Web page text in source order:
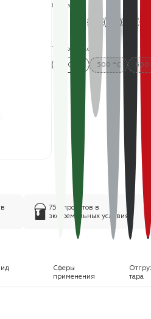
Цвета:
Термостойкость:
400 °C 500 °C 600
75+ проектов в
экстремальных условиях
Сферы
применения
тара